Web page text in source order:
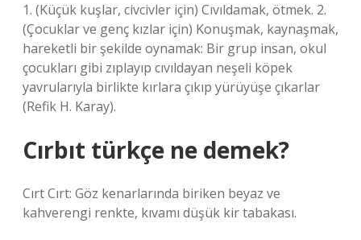
1. (Küçük kuşlar, civcivler için) Cıvıldamak, ötmek. 2.
(Çocuklar ve genç kızlar için) Konuşmak, kaynaşmak,
hareketli bir şekilde oynamak: Bir grup insan, okul
çocukları gibi zıplayıp cıvıldayan neşeli köpek
yavrularıyla birlikte kırlara çıkıp yürüyüşe çıkarlar
(Refik H. Karay).
Cırbıt türkçe ne demek?
Cırt Cırt: Göz kenarlarında biriken beyaz ve
kahverengi renkte, kıvamı düşük kir tabakası.